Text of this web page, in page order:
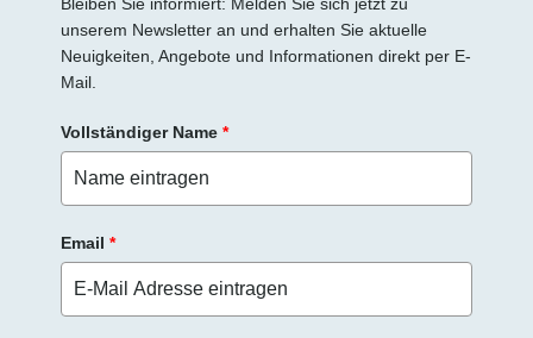
d
e
e
Bleiben Sie informiert: Melden Sie sich jetzt zu
unserem Newsletter an und erhalten Sie aktuelle
Neuigkeiten, Angebote und Informationen direkt per E-
Mail.
Vollständiger Name *
Email *